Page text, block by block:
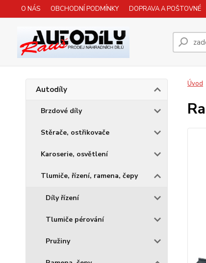
O NÁS OBCHODNÍ PODMÍNKY DOPRAVA A POŠTOVNÉ
Autodíly
Brzdové díly
Stěrače, ostřikovače
Karoserie, osvětlení
Tlumiče, řízení, ramena, čepy
Díly řízení
Tlumiče pérování
Pružiny
Úvod